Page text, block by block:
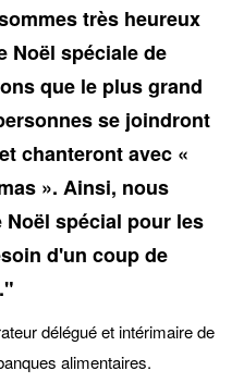
très heureux
Noël spéciale de
que le plus grand
se joindront
chanteront avec «
». Ainsi, nous
spécial pour les
d'un coup de
délégué et intérimaire de
alimentaires.